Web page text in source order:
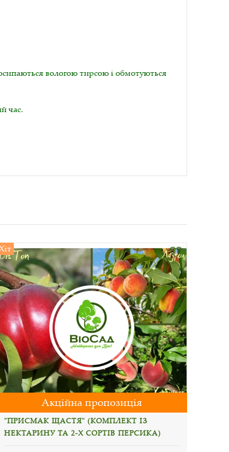
вологою тирсою і обмотуються
час.
Акційна пропозиція
"ПРИСМАК ЩАСТЯ" (КОМПЛЕКТ ІЗ
НЕКТАРИНУ ТА 2-Х СОРТІВ ПЕРСИКА)